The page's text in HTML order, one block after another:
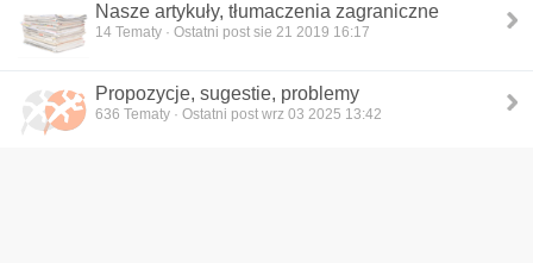
Nasze artykuły, tłumaczenia zagraniczne
14 Tematy · Ostatni post sie 21 2019 16:17
Propozycje, sugestie, problemy
636 Tematy · Ostatni post wrz 03 2025 13:42